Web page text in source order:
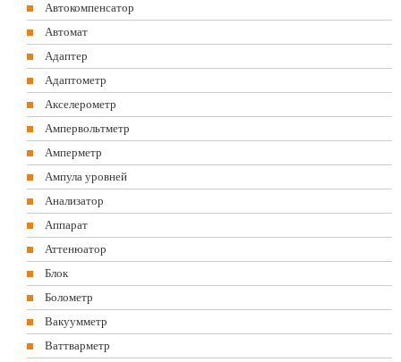
Автокомпенсатор
Автомат
Адаптер
Адаптометр
Акселерометр
Ампервольтметр
Амперметр
Ампула уровней
Анализатор
Аппарат
Аттенюатор
Блок
Болометр
Вакуумметр
Ваттварметр